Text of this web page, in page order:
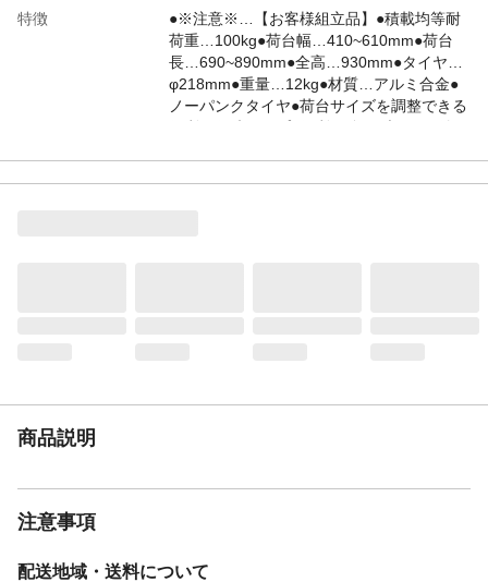
特徴
●※注意※…【お客様組立品】●積載均等耐
荷重…100kg●荷台幅…410~610mm●荷台
長…690~890mm●全高…930mm●タイヤ…
φ218mm●重量…12kg●材質…アルミ合金●
ノーパンクタイヤ●荷台サイズを調整できる
商品説明
注意事項
配送地域・送料について